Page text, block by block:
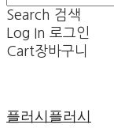
Search 검색
Log In 로그인
Cart장바구니
플러시플러시